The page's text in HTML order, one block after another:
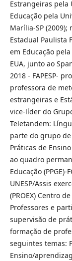
Estrangeiras pela
Educação pela
Marília-SP
Estadual Paulista
em Educação
EUA, junto ao
2018 - FAPESP-
professora de
estrangeiras e
vice-líder do
Teletandem:
parte do grupo de
Práticas de
ao quadro
Educação
UNESP/Assis
(PROEX) Centro
Professores e
supervisão de
formação de
seguintes temas:
Ensino/